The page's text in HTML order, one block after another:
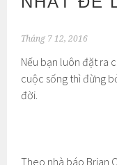
Tháng 7 12, 2016
Nếu bạn luôn đặt ra
cuộc sống thì đừng
đời.
Theo nhà báo Brian